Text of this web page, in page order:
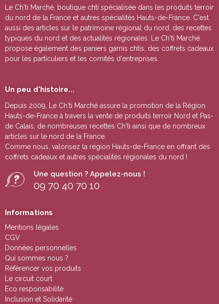
Le Ch'ti Marché, boutique chti spécialisée dans les produits terroir
du nord de la France et autres spécialités Hauts-de-France. C'est
aussi des articles sur le patrimoine régional du nord, des recettes
typiques du nord et des actualités régionales. Le Ch'ti Marché
propose également des paniers garnis chtis, des coffrets cadeaux
pour les particuliers et les comités d'entreprises.
Un peu d'histoire...
Depuis 2009, Le Ch'ti Marché assure la promotion de la Région
Hauts-de-France à travers la vente de produits terroir Nord et Pas-
de Calais , de nombreuses recettes Ch'ti ainsi que de nombreux
articles sur le nord de la France.
Comme nous, valorisez la région Hauts-de-France en offrant des
coffrets cadeaux et autres spécialités régionales du nord !
Une question ? Appelez-nous !
09 70 40 70 10
Informations
Mentions légales
CGV
Données personnelles
Qui sommes nous ?
Référencer vos produits
Le circuit court
Eco responsabilité
Inclusion et Solidarité